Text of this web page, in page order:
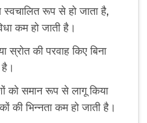
स्वचालित रूप से हो जाता है,
कम हो जाती है।
स्रोत की परवाह किए बिना
है।
को समान रूप से लागू किया
की भिन्नता कम हो जाती है।